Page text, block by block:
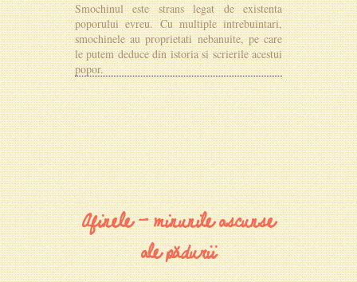
Smochinul este strans legat de existenta
poporului evreu. Cu multiple intrebuintari,
smochinele au proprietati nebanuite, pe care
le putem deduce din istoria si scrierile acestui
popor.
MAI MULTE DETALII
Afinele - minunile ascunse
ale pădurii